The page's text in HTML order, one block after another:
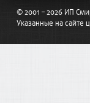
© 2001 – 2026 ИП
Указанные на сайте